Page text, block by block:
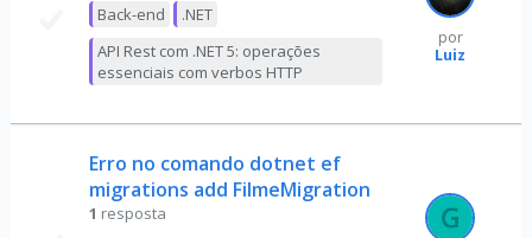
Back-end
.NET
API Rest com .NET 5: operações
essenciais com verbos HTTP
por
Luiz
Erro no comando dotnet ef
migrations add FilmeMigration
1 resposta